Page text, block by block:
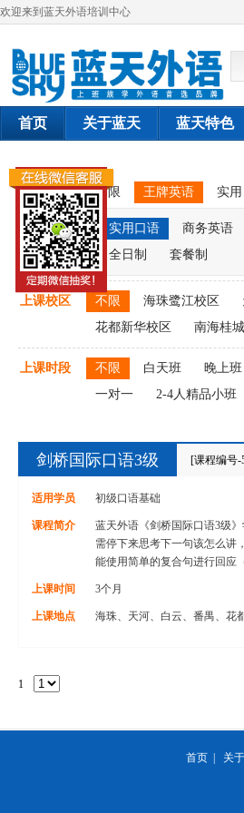
欢迎来到蓝天外语培训中心
首页 关于蓝天 蓝天特色
课程类别 不限 王牌英语 实
实用口语 商务英语
全日制
套餐制
上课校区 不限 海珠鹭江校区
花都新华校区
南海桂
上课时段 不限 白天班 晚上班
一对一
2-4人精品小班
剑桥国际口语3级 [课程编号-
适用学员 初级口语基础
课程简介
蓝天外语《剑桥国际口语3级
需停下来思考下一句该怎么讲
能使用简单的复合句进行回应
上课时间 3个月
上课地点 海珠、天河、白云、番禺、花
1
首页 关